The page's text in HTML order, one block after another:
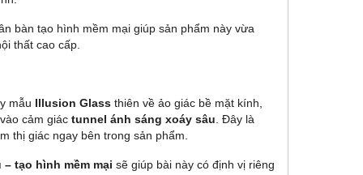
bàn tạo hình mềm mại giúp sản phẩm này vừa
thất cao cấp.
mẫu Illusion Glass thiên về ảo giác bề mặt kính,
cảm giác tunnel ánh sáng xoáy sâu . Đây là
thị giác ngay bên trong sản phẩm.
tạo hình mềm mại sẽ giúp bài này có định vị riêng